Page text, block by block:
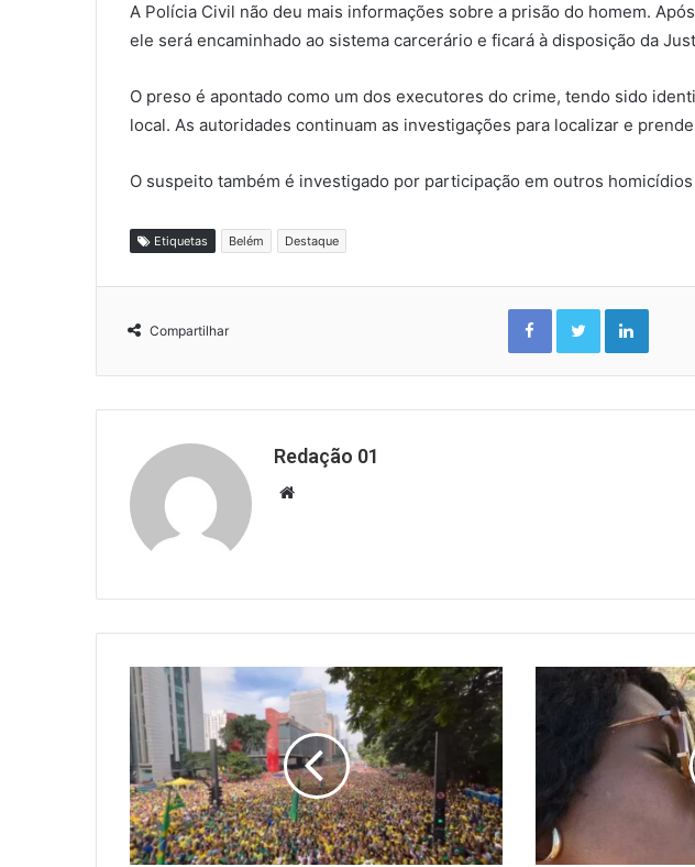
A Polícia Civil não deu mais informações sobre a prisão do homem.
ele será encaminhado ao sistema carcerário e ficará à disposição da
O preso é apontado como um dos executores do crime, tendo sido
local. As autoridades continuam as investigações para localizar e
O suspeito também é investigado por participação em outros
Etiquetas Belém Destaque
Compartilhar
FacebookTwitterLinkedin
Redação 01
Website